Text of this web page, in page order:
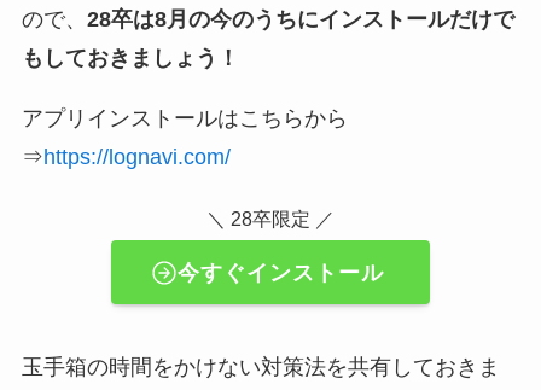
ので、 28卒は8月の今のうちにインストールだけで
もしておきましょう！
アプリインストールはこちらから
⇒https://lognavi.com/
＼ 28卒限定 ／
今すぐインストール
玉手箱の時間をかけない対策法を共有しておきま